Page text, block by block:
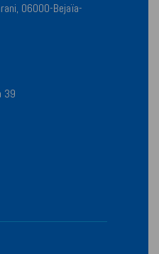
06000-Bejaïa-
39